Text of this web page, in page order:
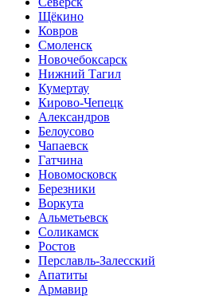
Щёкино
Ковров
Смоленск
Новочебоксарск
Нижний Тагил
Кумертау
Кирово-Чепецк
Александров
Белоусово
Чапаевск
Гатчина
Новомосковск
Березники
Воркута
Альметьевск
Соликамск
Ростов
Перславль-Залесский
Апатиты
Армавир